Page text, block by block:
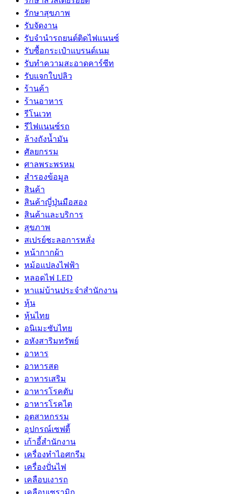
รักษาสุขภาพ
รับจัดงาน
รับจํานํารถยนต์ติดไฟแนนซ์
รับซื้อกระเป๋าแบรนด์เนม
รับทำความสะอาดคาร์ซีท
รับแจกใบปลิว
ร้านค้า
ร้านอาหาร
รีโนเวท
รีไฟแนนซ์รถ
ล้างถังน้ำมัน
ศัลยกรรม
ศาลพระพรหม
สำรองข้อมูล
สินค้า
สินค้าญี่ปุ่นมือสอง
สินค้าและบริการ
สุขภาพ
สเปรย์ชะลอการหลั่ง
หน้ากากผ้า
หม้อแปลงไฟฟ้า
หลอดไฟ LED
หาแม่บ้านประจำสำนักงาน
หุ้น
หุ้นไทย
อนิเมะซับไทย
อหังสาริมทรัพย์
อาหาร
อาหารสด
อาหารเสริม
อาหารโรคตับ
อาหารโรคไต
อุตสาหกรรม
อุปกรณ์เซฟตี้
เก้าอี้สำนักงาน
เครื่องทำไอศกรีม
เครื่องปั่นไฟ
เคลือบเงารถ
เคลือบเซรามิก